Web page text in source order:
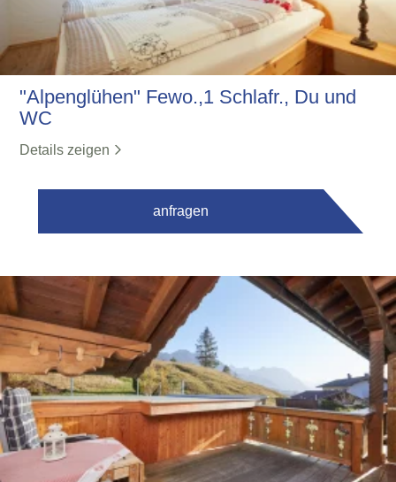
"Alpenglühen" Fewo.,1 Schlafr., Du und
WC
Details zeigen
anfragen